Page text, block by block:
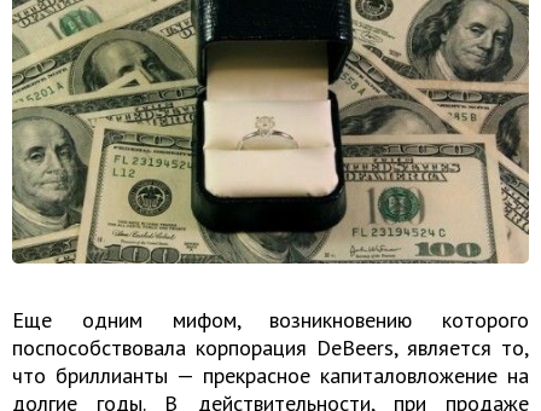
Еще одним мифом, возникновению которого
поспособствовала корпорация DeBeers, является то,
что бриллианты — прекрасное капиталовложение на
долгие годы. В действительности, при продаже